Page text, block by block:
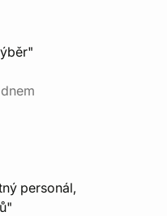
personál,